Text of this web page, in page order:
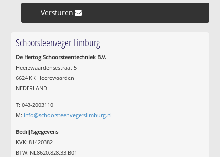
Versturen »
Schoorsteenveger Limburg
De Hertog Schoorsteentechniek B.V.
Heerewaardensestraat 5
6624 KK Heerewaarden
NEDERLAND
T: 043-2003110
M: info@schoorsteenvegerslimburg.nl
Bedrijfsgegevens
KVK: 81420382
BTW: NL8620.828.33.B01